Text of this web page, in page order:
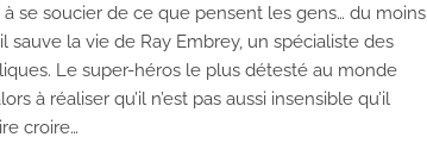
se soucier de ce que pensent les gens… du moins
sauve la vie de Ray Embrey, un spécialiste des
Le super-héros le plus détesté au monde
à réaliser qu’il n’est pas aussi insensible qu’il
croire…